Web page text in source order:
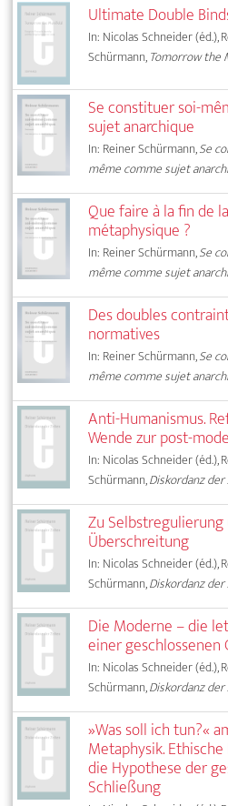
Ultimate Double
In: Nicolas Schneider (éd.),
Schürmann,Tomorrow the
Se constituer soi-
sujet anarchique
In: Reiner Schürmann,Se
même comme sujet
Que faire à la fin de la
métaphysique ?
In: Reiner Schürmann,Se
même comme sujet
Des doubles
normatives
In: Reiner Schürmann,Se
même comme sujet
Anti-Humanismus.
Wende zur post-
In: Nicolas Schneider (éd.),
Schürmann,Diskordanz
Zu Selbstregulierung
Überschreitung
In: Nicolas Schneider (éd.),
Schürmann,Diskordanz
Die Moderne – die
einer geschlossenen
In: Nicolas Schneider (éd.),
Schürmann,Diskordanz
»Was soll ich tun?«
Metaphysik.
die Hypothese der
Schließung